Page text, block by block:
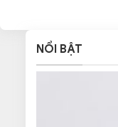
NỔI BẬT